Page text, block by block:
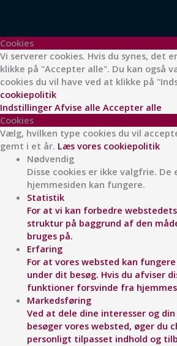
Cookies
Vi serverer cookies. Hvis du synes, det
klikke på "Accepter alle". Du kan også
cookies du vil have ved at klikke på
cookiepolitik
Indstillinger Afvise alle Accepter alle
Cookies
Vælg, hvilken type cookies du vil
gemt i et år. Læs vores cookiepolitik
Nødvendig
Disse cookies er ikke valgfrie.
hjemmesiden kan fungere.
Statistik
For at vi kan forbedre
struktur på baggrund af den
bruges på.
Erfaring
For at vores websted kan
under dit besøg. Hvis du afviser
funktioner forsvinde fra
Markedsføring
Ved at dele dine interesser og
besøger vores websted, øger du
personligt tilpasset indhold og